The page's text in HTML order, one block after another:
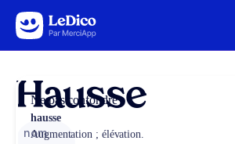
Aller au contenu
Hausse
nom
Ne pas confondre
hausse
Augmentation ; élévation.